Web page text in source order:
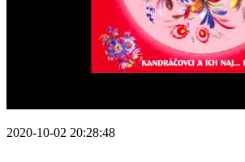
2020-10-02 20:28:48